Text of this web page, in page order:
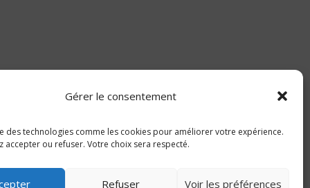
Gérer le consentement
des technologies comme les cookies pour améliorer votre expérience.
accepter ou refuser. Votre choix sera respecté.
Refuser Voir les préférences